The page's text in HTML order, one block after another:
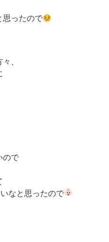
思ったので
、
ので
なと思ったので